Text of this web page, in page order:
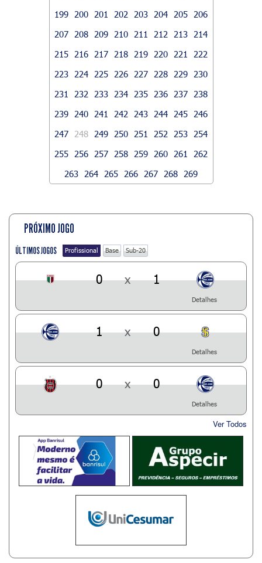
199
200 201 202 203 204 205
206
207
208 209 210 211 212 213
214
215
216 217 218 219 220 221
222
223
224 225 226 227 228 229
230
231
232 233 234 235 236 237
238
239
240 241 242 243 244 245
246
247
248 249 250 251 252 253
254
255
256 257 258 259 260 261
262
263
264 265 266 267 268 269
PRÓXIMO JOGO
ÚLTIMOS JOGOS Profissional Base Sub-20
0 x 1
Detalhes
1 x 0
Detalhes
0 x 0
Detalhes
Ver Todos